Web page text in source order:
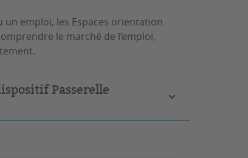
emploi, les Espaces orientation
le marché de l’emploi,
Passerelle